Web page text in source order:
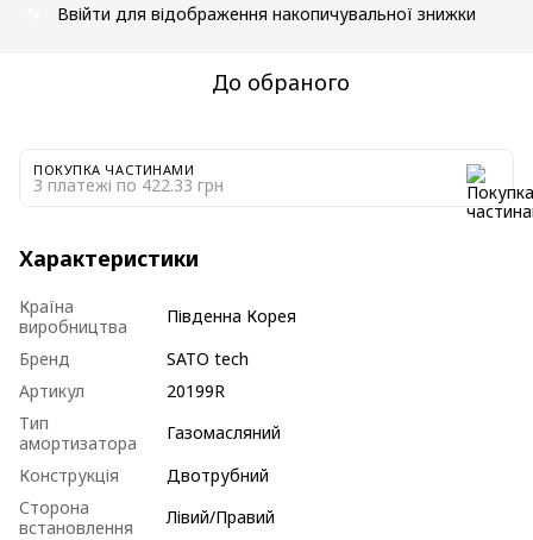
Ввійти для відображення накопичувальної знижки
До обраного
ПОКУПКА ЧАСТИНАМИ
3 платежі по 422.33 грн
Характеристики
Країна
виробництва
Південна Корея
Бренд
SATO tech
Артикул
20199R
Тип
амортизатора
Газомасляний
Конструкція
Двотрубний
Сторона
встановлення
Лівий/Правий